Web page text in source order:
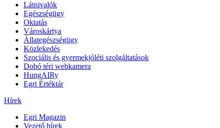
Látnivalók
Egészségügy
Oktatás
Városkártya
Állategészségügy
Közlekedés
Szociális és gyermekjóléti szolgáltatások
Dobó téri webkamera
HungAIRy
Egri Értéktár
Hírek
Egri Magazin
Vezető hírek